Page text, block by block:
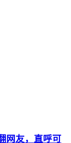
网友，直呼可